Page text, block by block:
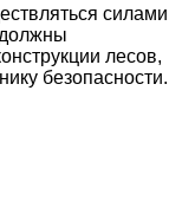
силами
лесов,
безопасности.